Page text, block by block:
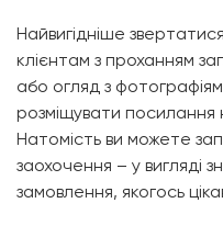
Найвигідніше
клієнтам з проханням
або огляд з
розміщувати посилання
Натомість ви можете
заохочення – у вигляді
замовлення, якогось